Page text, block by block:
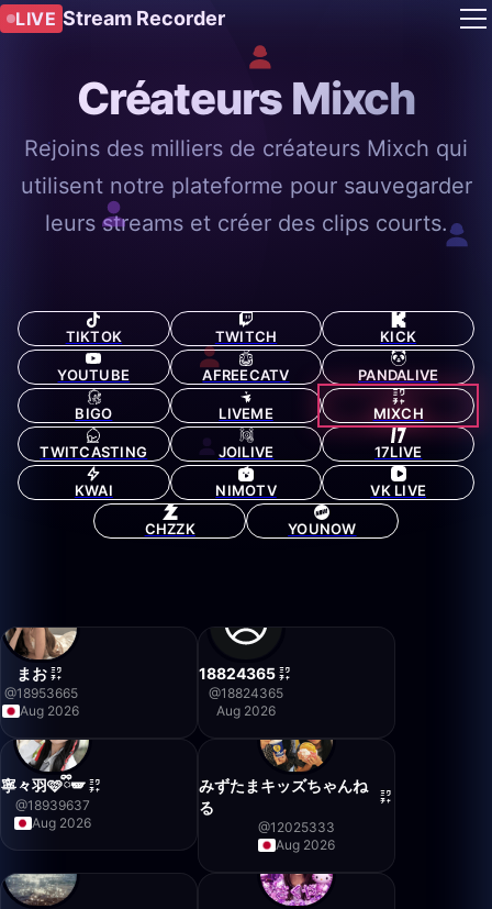
LIVE Stream Recorder
Créateurs Mixch
Rejoins des milliers de créateurs Mixch qui
utilisent notre plateforme pour sauvegarder
leurs streams et créer des clips courts.
TIKTOK TWITCH KICK
YOUTUBE AFREECATV PANDALIVE
BIGO LIVEME MIXCH
TWITCASTING JOILIVE 17LIVE
KWAI NIMOTV VK LIVE
CHZZK YOUNOW
まお
@18953665
Aug 2026
18824365
@18824365
Aug 2026
寧々羽🩷ྀི🪽
@18939637
Aug 2026
みずたまキッズちゃんね
る
@12025333
Aug 2026